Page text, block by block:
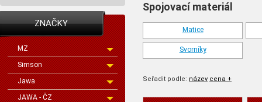
ZNAČKY
MZ
Simson
Jawa
JAWA - ČZ
Spojovací materiál
Matice
Svorníky
Seřadit podle: název cena +